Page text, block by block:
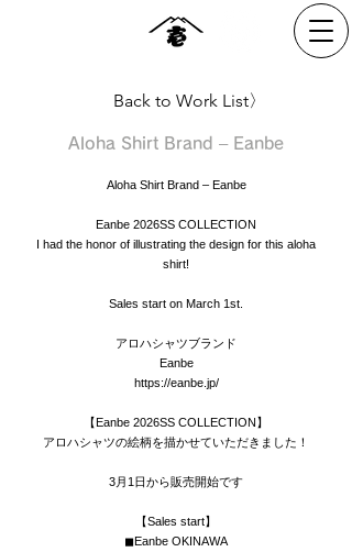
Back to Work List〉
Aloha Shirt Brand – Eanbe
Aloha Shirt Brand – Eanbe
Eanbe 2026SS COLLECTION
I had the honor of illustrating the design for this aloha
shirt!
Sales start on March 1st.
アロハシャツブランド
Eanbe
https://eanbe.jp/
【Eanbe 2026SS COLLECTION】
アロハシャツの絵柄を描かせていただきました！
3月1日から販売開始です
【Sales start】
◼︎Eanbe OKINAWA